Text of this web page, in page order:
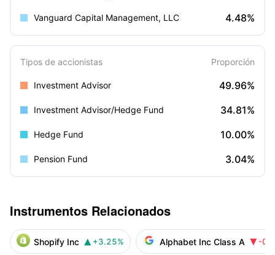
Vanguard Capital Management, LLC 4.48%
Tipos de accionistas Proporción
Investment Advisor 49.96%
Investment Advisor/Hedge Fund 34.81%
Hedge Fund 10.00%
Pension Fund 3.04%
Instrumentos Relacionados
Shopify Inc  +3.25% Alphabet Inc Class A  -